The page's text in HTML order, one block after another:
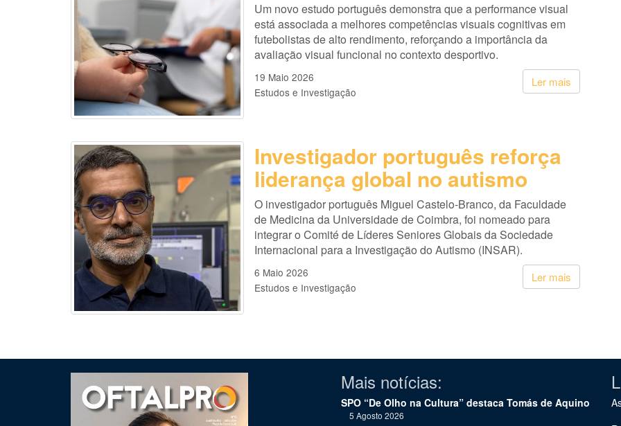
Um novo estudo português demonstra que a performance visual
está associada a melhores competências visuais cognitivas em
futebolistas de alto rendimento, reforçando a importância da
avaliação visual funcional no contexto desportivo.
Ler mais
19 Maio 2026
Estudos e Investigação
Investigador português reforça
liderança global no autismo
O investigador português Miguel Castelo-Branco, da Faculdade
de Medicina da Universidade de Coimbra, foi nomeado para
integrar o Comité de Líderes Seniores Globais da Sociedade
Internacional para a Investigação do Autismo (INSAR).
Ler mais
6 Maio 2026
Estudos e Investigação
Mais notícias:
SPO “De Olho na Cultura” destaca Tomás de Aquino
5 Agosto 2026